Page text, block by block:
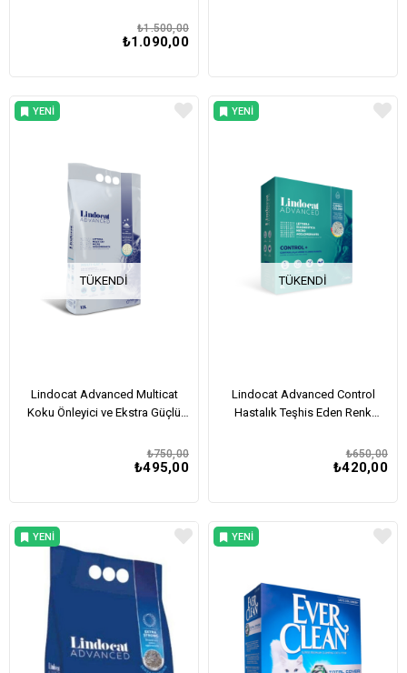
₺1.090,00
₺1.500,00
TÜKENDI
Lindocat Advanced Multicat
Koku Önleyici ve Ekstra Güçlü
₺495,00
₺750,00
YENI
TÜKENDI
Lindocat Advanced Control
Hastalık Teşhis Eden Renk
₺420,00
₺650,00
YENI
YENI
YENI